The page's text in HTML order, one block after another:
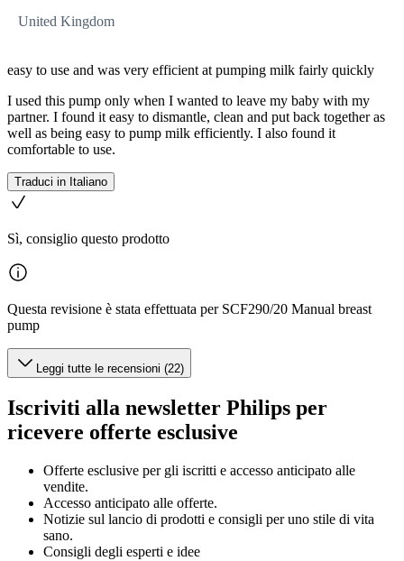
United Kingdom
easy to use and was very efficient at pumping milk fairly quickly
I used this pump only when I wanted to leave my baby with my
partner. I found it easy to dismantle, clean and put back together as
well as being easy to pump milk efficiently. I also found it
comfortable to use.
Traduci in Italiano
Sì, consiglio questo prodotto
Questa revisione è stata effettuata per SCF290/20 Manual breast
pump
Leggi tutte le recensioni (22)
Iscriviti alla newsletter Philips per
ricevere offerte esclusive
Offerte esclusive per gli iscritti e accesso anticipato alle
vendite.
Accesso anticipato alle offerte.
Notizie sul lancio di prodotti e consigli per uno stile di vita
sano.
Consigli degli esperti e idee